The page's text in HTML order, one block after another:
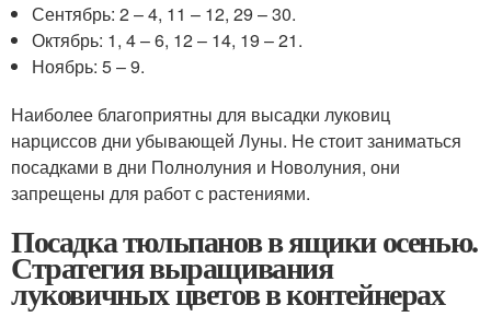
Сентябрь: 2 – 4, 11 – 12, 29 – 30.
Октябрь: 1, 4 – 6, 12 – 14, 19 – 21.
Ноябрь: 5 – 9.
Наиболее благоприятны для высадки луковиц
нарциссов дни убывающей Луны. Не стоит заниматься
посадками в дни Полнолуния и Новолуния, они
запрещены для работ с растениями.
Посадка тюльпанов в ящики осенью.
Стратегия выращивания
луковичных цветов в контейнерах